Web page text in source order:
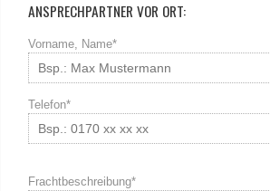
ANSPRECHPARTNER VOR ORT:
Vorname, Name*
Telefon*
Frachtbeschreibung*